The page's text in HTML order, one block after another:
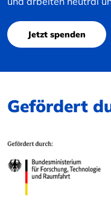
Jetzt spenden
Gefördert